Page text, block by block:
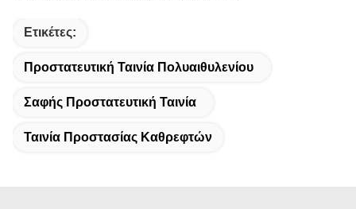
Ετικέτες:
Προστατευτική Ταινία Πολυαιθυλενίου
Σαφής Προστατευτική Ταινία
Ταινία Προστασίας Καθρεφτών